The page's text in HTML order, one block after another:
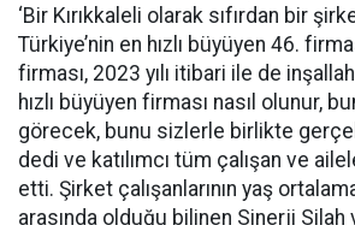
‘Bir Kırıkkaleli olarak sıfırdan bir
Türkiye’nin en hızlı büyüyen 46.
firması, 2023 yılı itibari ile de
hızlı büyüyen firması nasıl olunur,
görecek, bunu sizlerle birlikte
dedi ve katılımcı tüm çalışan ve
etti. Şirket çalışanlarının yaş
arasında olduğu bilinen Sinerji Silah